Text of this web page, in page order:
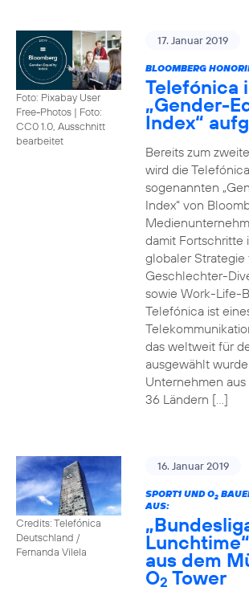
Foto: Pixabay User
Free-Photos | Foto:
CC0 1.0, Ausschnitt
bearbeitet
17. Januar 2019
BLOOMBERG
Telefónica
„Gender-
Index“
Bereits zum
wird die
sogenannten
Index“ von
damit Fortschritte
globaler Strategie
Geschlechter-
sowie Work-Life-
Telefónica ist
das weltweit für
ausgewählt
Unternehmen aus
36 Ländern […]
Credits: Telefónica
Deutschland /
Fernanda Vilela
16. Januar 2019
SPORT1 UND O2
AUS:
aus dem
O2 Tower